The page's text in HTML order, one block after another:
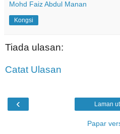
Mohd Faiz Abdul Manan
Kongsi
Tiada ulasan:
Catat Ulasan
‹ Laman
Papar